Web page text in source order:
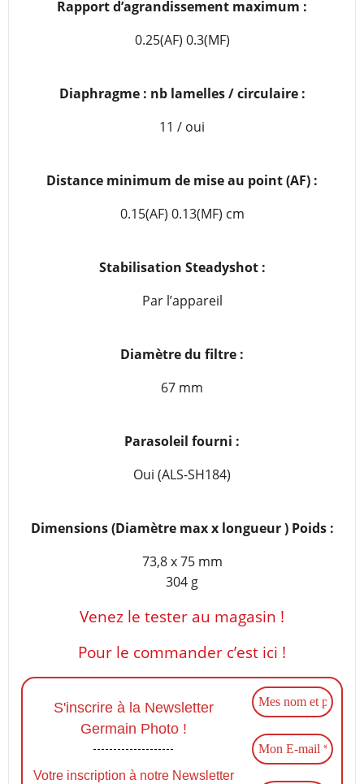
Rapport d’agrandissement maximum :
0.25(AF) 0.3(MF)
Diaphragme : nb lamelles / circulaire :
11 / oui
Distance minimum de mise au point (AF) :
0.15(AF) 0.13(MF) cm
Stabilisation Steadyshot :
Par l’appareil
Diamètre du filtre :
67 mm
Parasoleil fourni :
Oui (ALS-SH184)
Dimensions (Diamètre max x longueur ) Poids :
73,8 x 75 mm
304 g
Venez le tester au magasin !
Pour le commander c’est ici !
S'inscrire à la Newsletter
Germain Photo !
Votre inscription à notre Newsletter